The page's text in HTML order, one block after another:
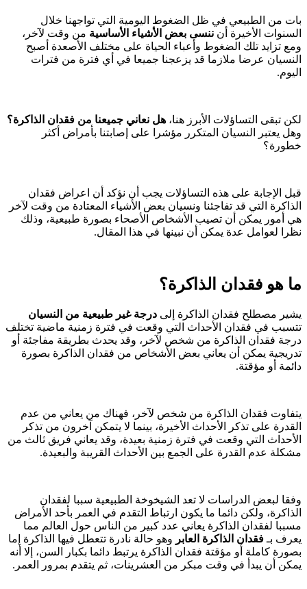
بات من الطبيعي في ظل الضغوط اليومية التي تواجهنا خلال
السنوات الأخيرة أن ننسى بعض الأشياء الأساسية من وقت لآخر،
ومع تزايد تلك الضغوط وأعباء الحياة على مختلف الأصعدة أصبح
النسيان عرضا ملازما قد يزعجنا جميعا في أي فترة من فترات
اليوم.
لكن تبقى التساؤلات الأبرز هنا، هل نعاني جميعنا من فقدان الذاكرة؟
وهل يعتبر النسيان المتكرر مؤشرا على إصابتنا بأمراض أكثر
خطورة؟
قبل الإجابة على هذه التساؤلات يجب أن نؤكد أن اعراض فقدان
الذاكرة التي قد تفاجئنا ونسيان بعض الأشياء المعتادة من وقت لآخر
هي أمور يمكن أن تصيب الأشخاص الأصحاء بصورة طبيعية، وذلك
نظرا لعوامل عدة يمكن أن نبينها في هذا المقال.
ما هو فقدان الذاكرة؟
يشير مصطلح فقدان الذاكرة إلى درجة غير طبيعية من النسيان
تتسبب في فقدان الأحداث التي وقعت في فترة زمنية ماضية تختلف
درجة فقدان الذاكرة من شخص لآخر، وقد يحدث بطريقة مفاجئة أو
تدريجية يمكن أن يعاني بعض الأشخاص من فقدان الذاكرة بصورة
دائمة أو مؤقتة.
يتفاوت فقدان الذاكرة من شخص لآخر، فهناك من يعاني من عدم
القدرة على تذكر الأحداث الأخيرة، بينما لا يتمكن آخرون من تذكر
الأحداث التي وقعت في فترة زمنية بعيدة، وقد يعاني فريق ثالث من
مشكلة عدم القدرة على الجمع بين الأحداث القريبة والبعيدة.
وفقا لبعض الدراسات لا تعد الشيخوخة الطبيعية سببا لفقدان
الذاكرة، ولكن دائما ما يكون ارتباط التقدم في العمر بأحد الأمراض
مسببا لفقدان الذاكرة يعاني عدد كبير من الناس حول العالم مما
يعرف بـ فقدان الذاكرة العابر وهو حالة نادرة تتعطل فيها الذاكرة إما
بصورة كاملة أو مؤقتة فقدان الذاكرة يرتبط دائما بكبار السن، إلا أنه
يمكن أن يبدأ في وقت مبكر من العشرينات، ثم يتقدم بمرور العمر.